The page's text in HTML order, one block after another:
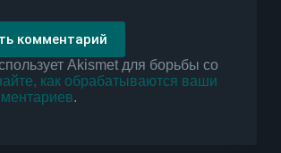
комментарий
Akismet для борьбы со
как обрабатываются ваши
.